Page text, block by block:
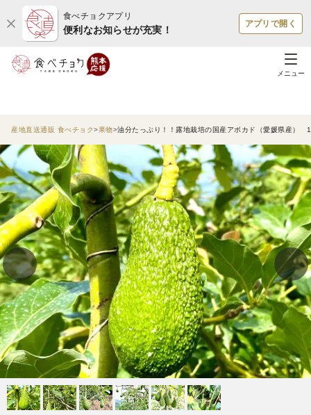
食べチョクアプリ
便利なお知らせが充実！
アプリで開く
メニュー
産地直送通販 食べチョク 果物 油分たっぷり！！露地栽培の国産アボカド（愛媛県産）